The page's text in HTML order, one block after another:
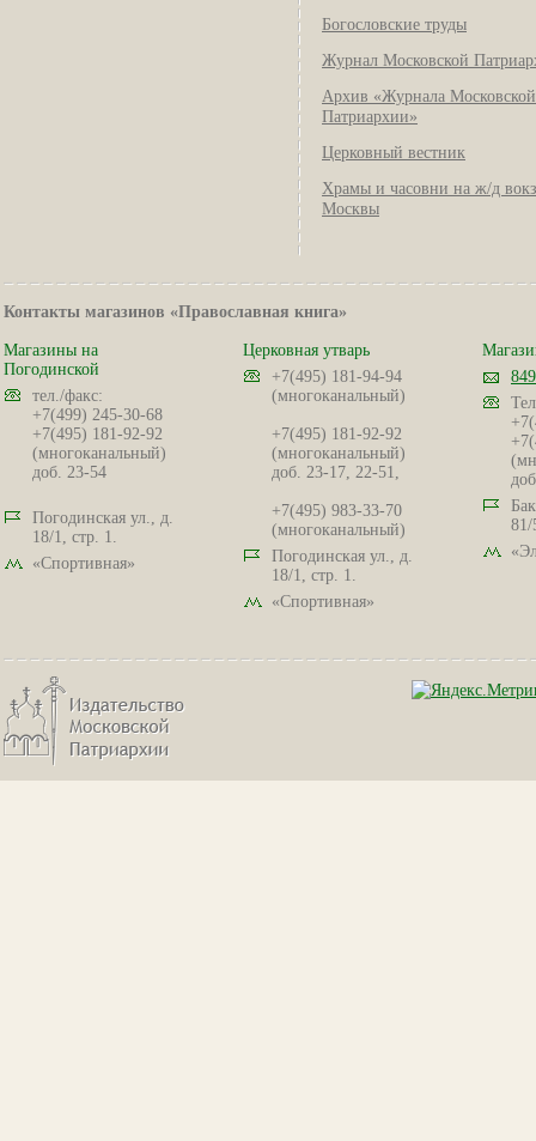
Богословские труды
Журнал Московской
Архив «Журнала Московской
Патриархии»
Церковный вестник
Храмы и часовни на ж/д
Москвы
Контакты магазинов «Православная книга»
Магазины на
Погодинской
тел./факс:
+7(499) 245-30-68
+7(495) 181-92-92
(многоканальный)
доб. 23-54
Погодинская ул., д.
18/1, стр. 1.
«Спортивная»
Церковная утварь
+7(495) 181-94-94
(многоканальный)
+7(495) 181-92-92
(многоканальный)
доб. 23-17, 22-51,
+7(495) 983-33-70
(многоканальный)
Погодинская ул., д.
18/1, стр. 1.
«Спортивная»
81/